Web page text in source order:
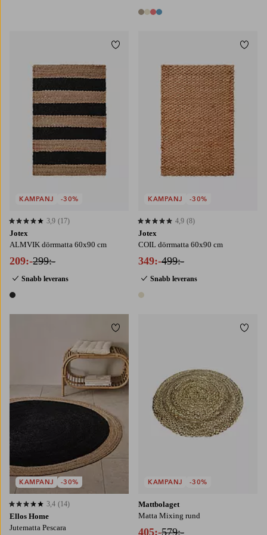
4 färger
Jotex
ALMVIK dörrmatta 60x90 cm
209:-299:-
Snabb leverans
1 färg
3,9 baserat på 17 st betyg
3,9 (17)
KAMPANJ -30%
Lägg till i favoriter
Jotex
COIL dörrmatta 60x90 cm
349:-499:-
Snabb leverans
1 färg
4,9 baserat på 8 st betyg
4,9 (8)
KAMPANJ -30%
Ellos Home
Jutematta Pescara
3,4 baserat på 14 st betyg
3,4 (14)
KAMPANJ -30%
Lägg till i favoriter
Mattbolaget
Matta Mixing rund
405:-579:-
KAMPANJ -30%